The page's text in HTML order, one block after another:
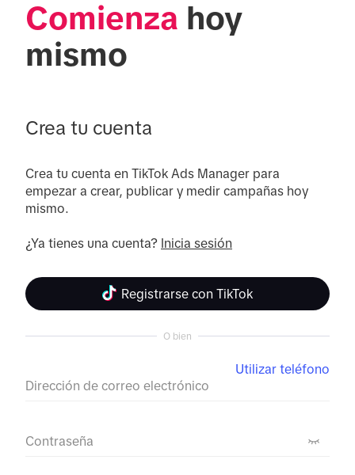
Comienza hoy
mismo
Crea tu cuenta
Crea tu cuenta en TikTok Ads Manager para
empezar a crear, publicar y medir campañas hoy
mismo.
¿Ya tienes una cuenta? Inicia sesión
Registrarse con TikTok
O bien
Dirección de correo electrónico
Utilizar teléfono
Contraseña